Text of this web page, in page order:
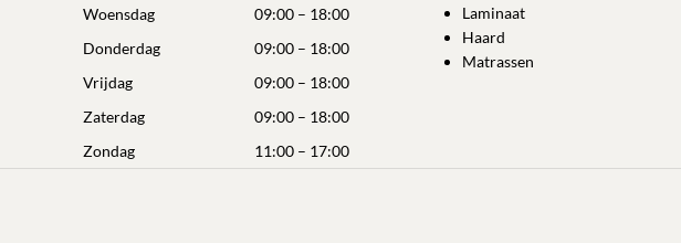
Woensdag
09:00 – 18:00
Donderdag
09:00 – 18:00
Vrijdag
09:00 – 18:00
Zaterdag
09:00 – 18:00
Zondag
11:00 – 17:00
Laminaat
Haard
Matrassen